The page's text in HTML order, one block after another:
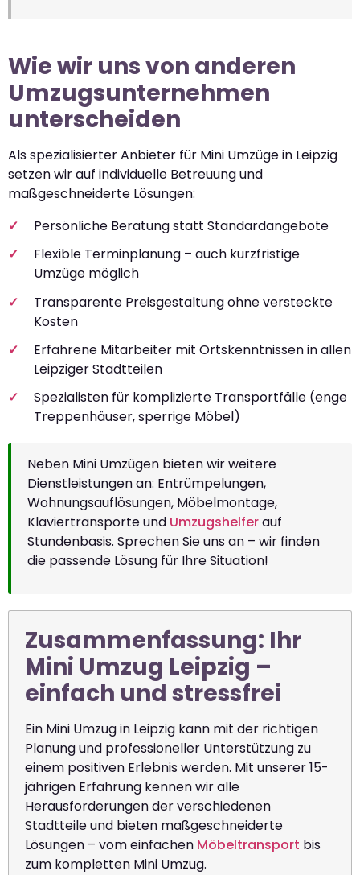
Wie wir uns von anderen
Umzugsunternehmen
unterscheiden
Als spezialisierter Anbieter für Mini Umzüge in Leipzig
setzen wir auf individuelle Betreuung und
maßgeschneiderte Lösungen:
Persönliche Beratung statt Standardangebote
Flexible Terminplanung – auch kurzfristige
Umzüge möglich
Transparente Preisgestaltung ohne versteckte
Kosten
Erfahrene Mitarbeiter mit Ortskenntnissen in allen
Leipziger Stadtteilen
Spezialisten für komplizierte Transportfälle (enge
Treppenhäuser, sperrige Möbel)
Neben Mini Umzügen bieten wir weitere
Dienstleistungen an: Entrümpelungen,
Wohnungsauflösungen, Möbelmontage,
Klaviertransporte und Umzugshelferauf
Stundenbasis. Sprechen Sie uns an – wir finden
die passende Lösung für Ihre Situation!
Zusammenfassung: Ihr
Mini Umzug Leipzig –
einfach und stressfrei
Ein Mini Umzug in Leipzig kann mit der richtigen
Planung und professioneller Unterstützung zu
einem positiven Erlebnis werden. Mit unserer 15-
jährigen Erfahrung kennen wir alle
Herausforderungen der verschiedenen
Stadtteile und bieten maßgeschneiderte
Lösungen – vom einfachen Möbeltransport bis
zum kompletten Mini Umzug.